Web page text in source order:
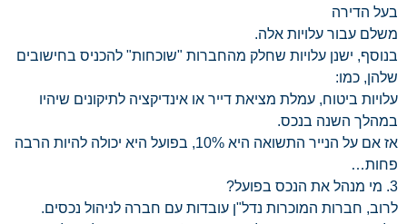
בעל הדירה
משלם עבור עלויות אלה.
בנוסף, ישנן עלויות שחלק מהחברות "שוכחות" להכניס בחישובים
שלהן, כמו:
עלויות ביטוח, עמלת מציאת דייר או אינדיקציה לתיקונים שיהיו
במהלך השנה בנכס.
אז אם על הנייר התשואה היא 10%, בפועל היא יכולה להיות הרבה
פחות…
3. מי מנהל את הנכס בפועל?
לרוב, חברות המוכרות נדל"ן עובדות עם חברה לניהול נכסים.